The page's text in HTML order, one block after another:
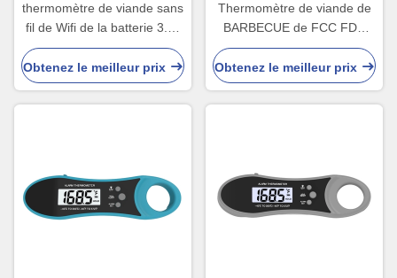
thermomètre de viande sans
fil de Wifi de la batterie 3.7v
imperméable avec
l'affichage à LED
Obtenez le meilleur prix
Thermomètre de viande de
BARBECUE de FCC FDA
ISO9001 Digital de RoHS de
la CE avec le support arrière
Obtenez le meilleur prix